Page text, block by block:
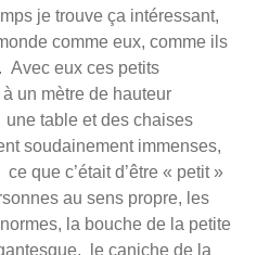
je trouve ça intéressant,
comme eux, comme ils
Avec eux ces petits
un mètre de hauteur
table et des chaises
soudainement immenses,
que c’était d’être « petit »
au sens propre, les
la bouche de la petite
le caniche de la